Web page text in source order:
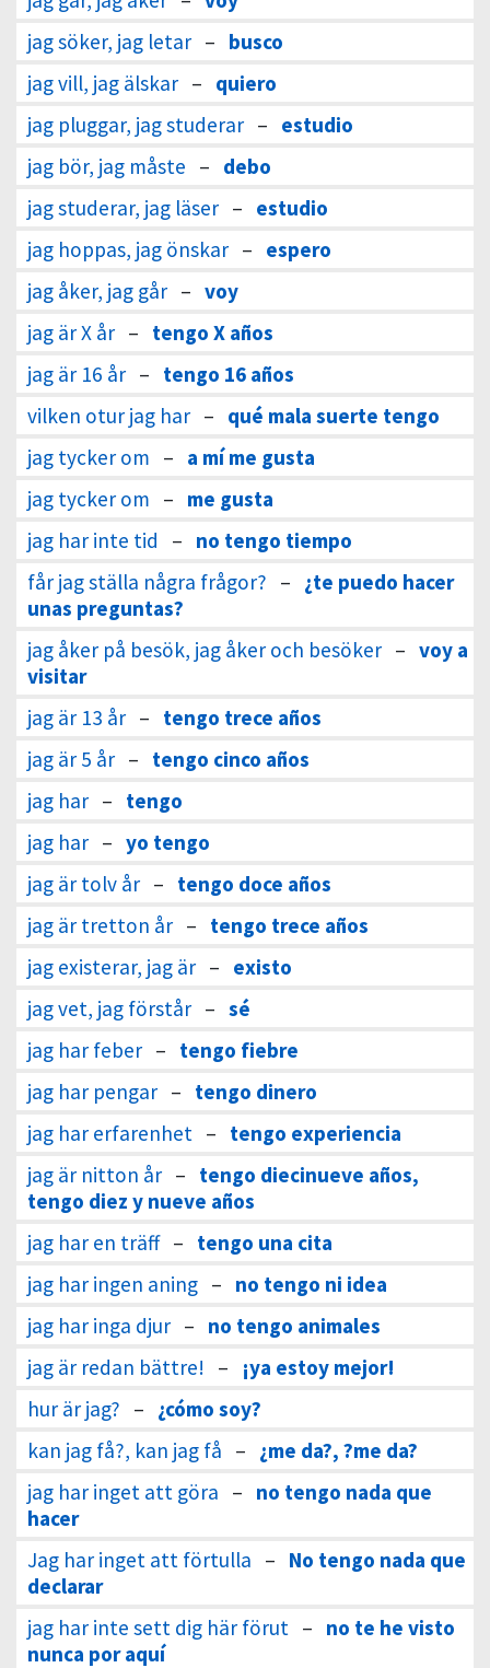
jag söker, jag letar – busco
jag vill, jag älskar – quiero
jag pluggar, jag studerar – estudio
jag bör, jag måste – debo
jag studerar, jag läser – estudio
jag hoppas, jag önskar – espero
jag åker, jag går – voy
jag är X år – tengo X años
jag är 16 år – tengo 16 años
vilken otur jag har – qué mala suerte tengo
jag tycker om – a mí me gusta
jag tycker om – me gusta
jag har inte tid
– no tengo tiempo
får jag ställa några frågor? – ¿te puedo hacer
unas preguntas?
jag åker på besök, jag åker och besöker – voy a
visitar
jag är 13 år – tengo trece años
jag är 5 år – tengo cinco años
jag har – tengo
jag har – yo tengo
jag är tolv år – tengo doce años
jag är tretton år – tengo trece años
jag existerar, jag är – existo
jag vet, jag förstår – sé
jag har feber – tengo fiebre
jag har pengar – tengo dinero
jag har erfarenhet – tengo experiencia
jag är nitton år – tengo diecinueve años,
tengo diez y nueve años
jag har en träff – tengo una cita
jag har ingen aning – no tengo ni idea
jag har inga djur – no tengo animales
jag är redan bättre! –
¡ya estoy mejor!
hur är jag? – ¿cómo soy?
kan jag få?, kan jag få – ¿me da?, ?me da?
jag har inget att göra – no tengo nada que
hacer
Jag har inget att förtulla – No tengo nada que
declarar
jag har inte sett dig här förut – no te he visto
nunca por aquí